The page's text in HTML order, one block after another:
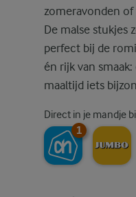
zomeravonden
De malse stukjes
perfect bij de
én rijk van
maaltijd iets
Direct in je mandje
1